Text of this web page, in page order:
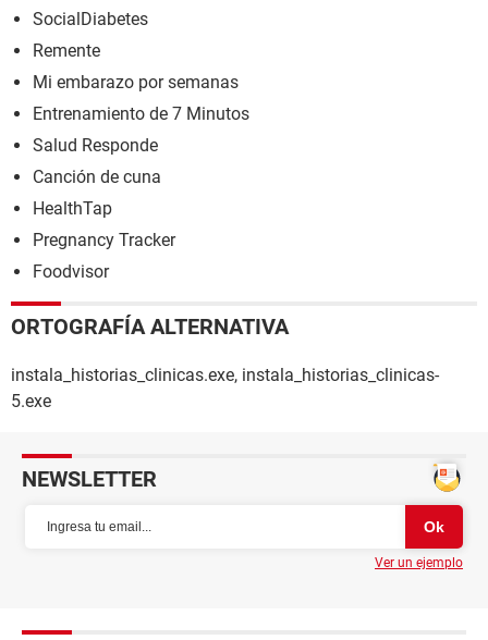
SocialDiabetes
Remente
Mi embarazo por semanas
Entrenamiento de 7 Minutos
Salud Responde
Canción de cuna
HealthTap
Pregnancy Tracker
Foodvisor
ORTOGRAFÍA ALTERNATIVA
instala_historias_clinicas.exe, instala_historias_clinicas-
5.exe
NEWSLETTER
Ver un ejemplo